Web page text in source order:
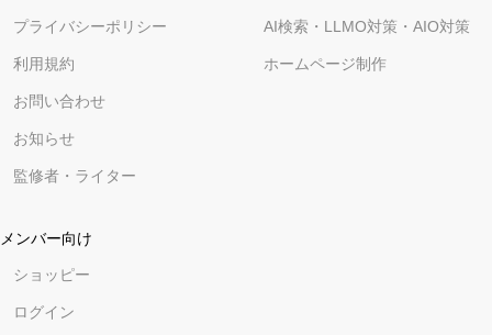
プライバシーポリシー
利用規約
お問い合わせ
お知らせ
監修者・ライター
AI検索・LLMO対策・AIO対策
ホームページ制作
メンバー向け
ショッピー
ログイン